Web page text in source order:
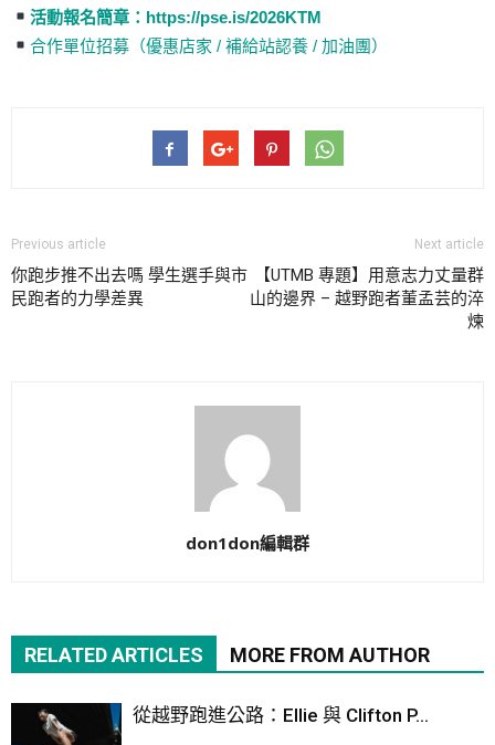
活動報名簡章：https://pse.is/2026KTM
合作單位招募（優惠店家 / 補給站認養 / 加油團）
Previous article
你跑步推不出去嗎 學生選手與市
民跑者的力學差異
Next article
【UTMB 專題】用意志力丈量群
山的邊界 – 越野跑者董孟芸的淬
煉
don1don編輯群
RELATED ARTICLES MORE FROM AUTHOR
從越野跑進公路：Ellie 與 Clifton P...